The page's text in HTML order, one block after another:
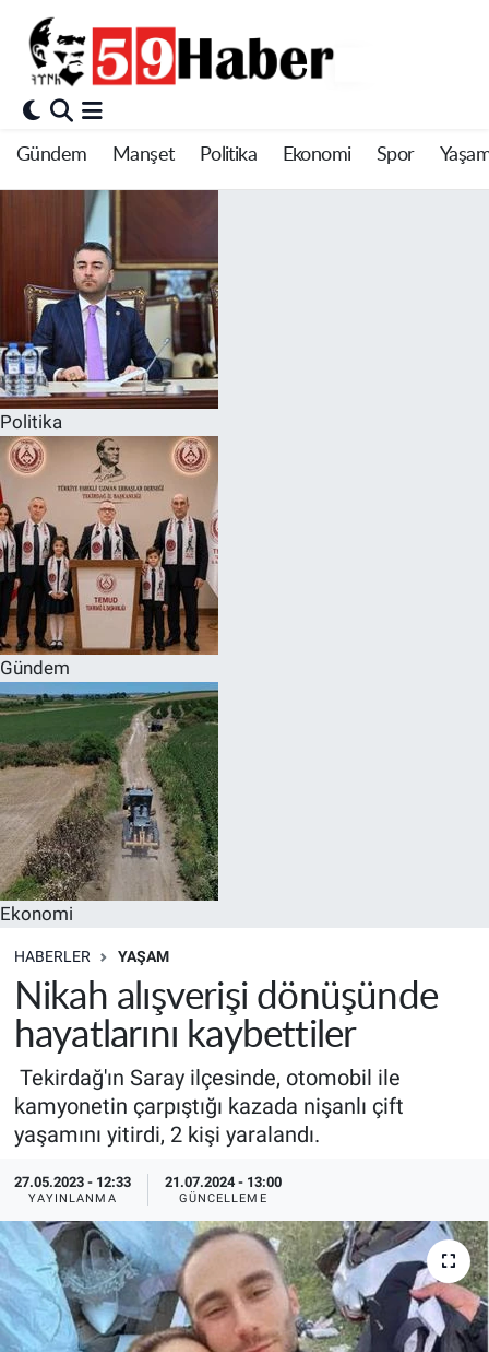
Gündem Manşet Politika Ekonomi Spor
Politika
Gündem
Ekonomi
HABERLER YAŞAM
Nikah alışverişi dönüşünde
hayatlarını kaybettiler
Tekirdağ'ın Saray ilçesinde, otomobil ile
kamyonetin çarpıştığı kazada nişanlı çift
yaşamını yitirdi, 2 kişi yaralandı.
27.05.2023 - 12:33
YAYINLANMA
21.07.2024 - 13:00
GÜNCELLEME